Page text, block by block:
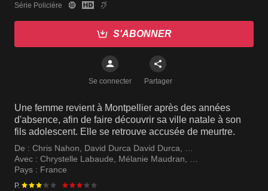
Série Policière
S'ABONNER
Se connecter Partager
Une femme revient à Montpellier après des années
d'absence, afin de faire découvrir sa ville natale à son
fils adolescent. Elle se retrouve accusée de meurtre.
De : Chris Nahon, David Durca David Durca,
Christophe Reichert
Avec : Chrystelle Labaude, Mélanie Maudran,
Moïse Santamaria
Pays : France
P.